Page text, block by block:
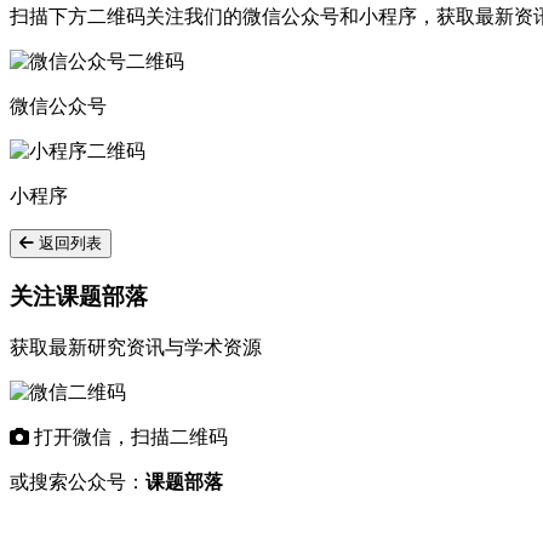
扫描下方二维码关注我们的微信公众号和小程序，获取最新资
微信公众号
小程序
返回列表
关注课题部落
获取最新研究资讯与学术资源
打开微信，扫描二维码
或搜索公众号： 课题部落